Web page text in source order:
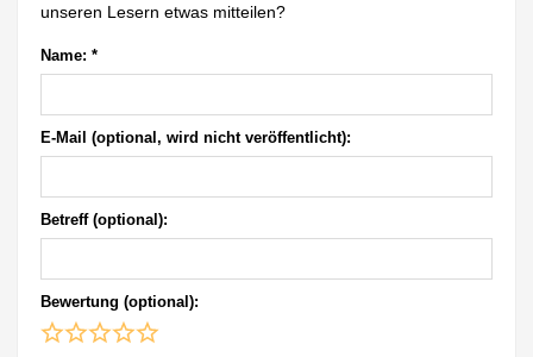
unseren Lesern etwas mitteilen?
Name: *
E-Mail (optional, wird nicht veröffentlicht):
Betreff (optional):
Bewertung (optional):